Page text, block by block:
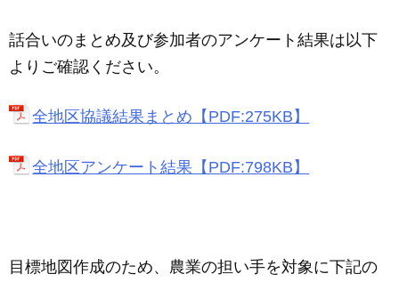
話合いのまとめ及び参加者のアンケート結果は以下
よりご確認ください。
全地区協議結果まとめ【PDF:275KB】
全地区アンケート結果【PDF:798KB】
目標地図作成のため、農業の担い手を対象に下記の